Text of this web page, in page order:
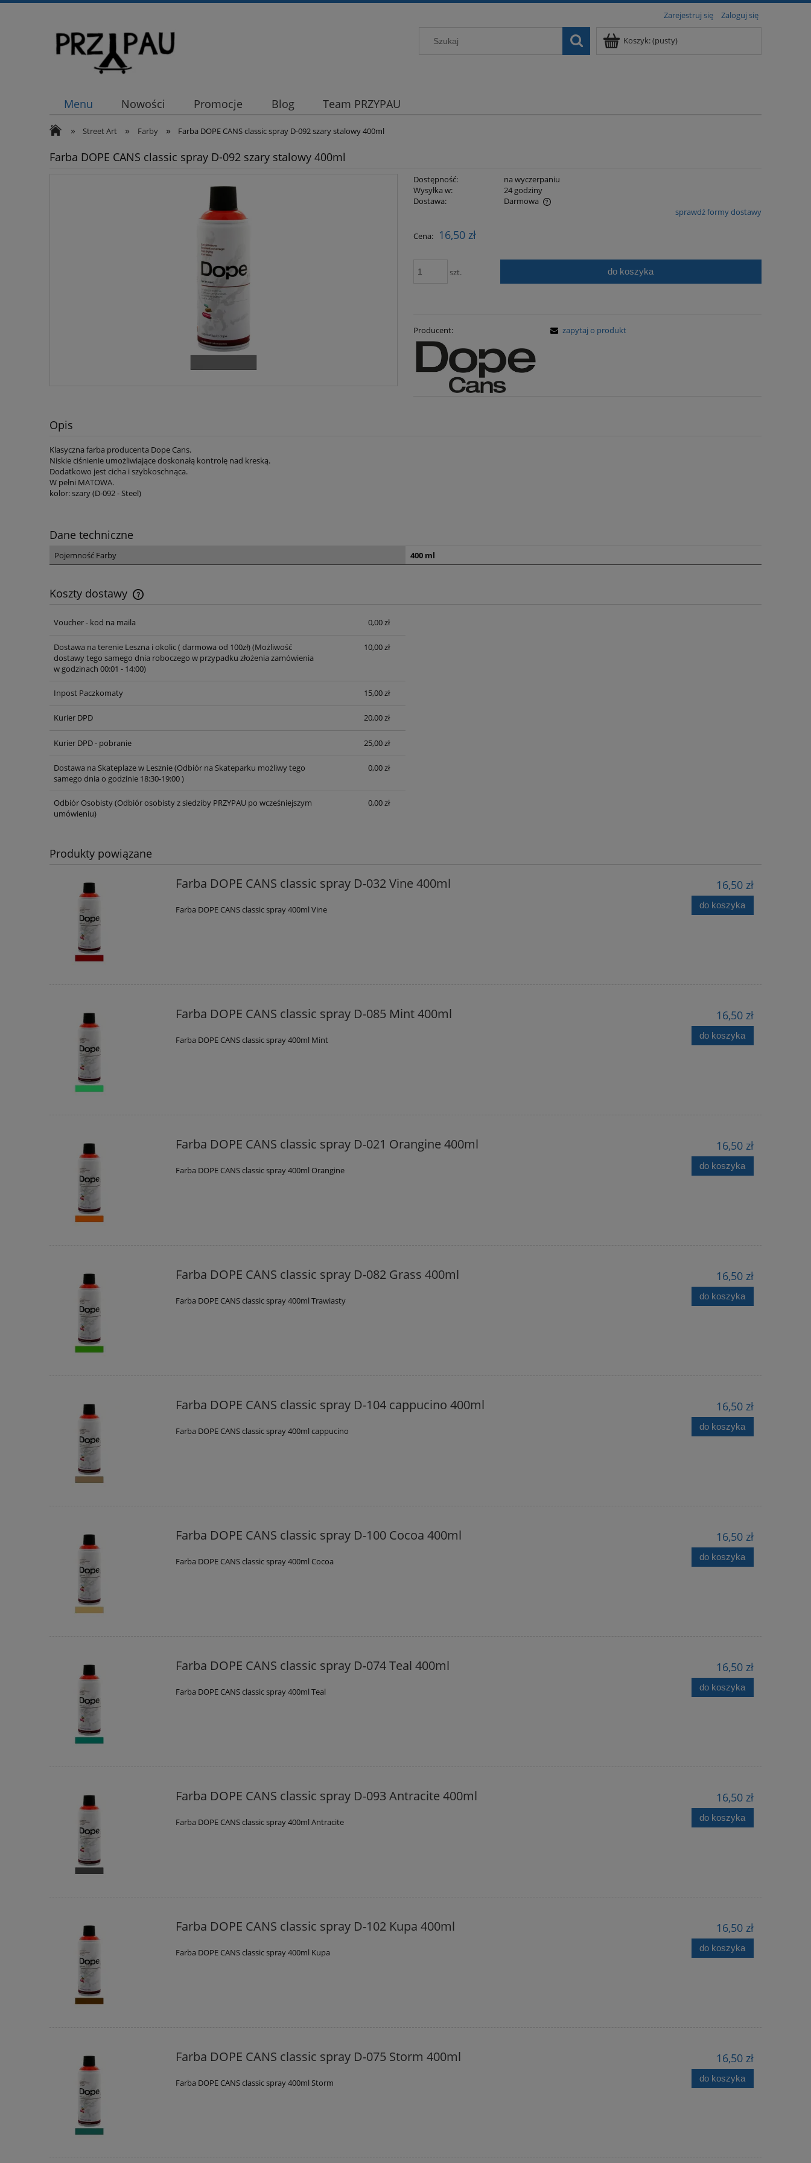
Zarejestruj się Zaloguj się
Koszyk:(pusty)
Menu Nowości Promocje Blog Team PRZYPAU
» Street Art » Farby » Farba DOPE CANS classic spray D-092 szary stalowy 400ml
Farba DOPE CANS classic spray D-092 szary stalowy 400ml
Dostępność:
na wyczerpaniu
Wysyłka w:
24 godziny
Dostawa:
Darmowa
płatności
sprawdź formy dostawy
Cena: 16,50 zł
szt. do koszyka
Producent: zapytaj o produkt
Opis
Klasyczna farba producenta Dope Cans.
Niskie ciśnienie umożliwiające doskonałą kontrolę nad kreską.
Dodatkowo jest cicha i szybkoschnąca.
W pełni MATOWA.
kolor: szary (D-092 - Steel)
Dane techniczne
Pojemność Farby 400 ml
Koszty dostawy
Voucher - kod na maila 0,00 zł
Dostawa na terenie Leszna i okolic ( darmowa od 100zł)(Możliwość
dostawy tego samego dnia roboczego w przypadku złożenia zamówienia
w godzinach 00:01 - 14:00)
10,00 zł
Inpost Paczkomaty 15,00 zł
Kurier DPD 20,00 zł
Kurier DPD - pobranie 25,00 zł
Dostawa na Skateplaze w Lesznie(Odbiór na Skateparku możliwy tego
samego dnia o godzinie 18:30-19:00 )
0,00 zł
Odbiór Osobisty(Odbiór osobisty z siedziby PRZYPAU po wcześniejszym
umówieniu)
0,00 zł
Produkty powiązane
Farba DOPE CANS classic spray D-032 Vine 400ml
Farba DOPE CANS classic spray 400ml Vine
16,50 zł
do koszyka
Farba DOPE CANS classic spray D-085 Mint 400ml
Farba DOPE CANS classic spray 400ml Mint
16,50 zł
do koszyka
Farba DOPE CANS classic spray D-021 Orangine 400ml
Farba DOPE CANS classic spray 400ml Orangine
16,50 zł
do koszyka
Farba DOPE CANS classic spray D-082 Grass 400ml
Farba DOPE CANS classic spray 400ml Trawiasty
16,50 zł
do koszyka
Farba DOPE CANS classic spray D-104 cappucino 400ml
Farba DOPE CANS classic spray 400ml cappucino
16,50 zł
do koszyka
Farba DOPE CANS classic spray D-100 Cocoa 400ml
Farba DOPE CANS classic spray 400ml Cocoa
16,50 zł
do koszyka
Farba DOPE CANS classic spray D-074 Teal 400ml
Farba DOPE CANS classic spray 400ml Teal
16,50 zł
do koszyka
Farba DOPE CANS classic spray D-093 Antracite 400ml
Farba DOPE CANS classic spray 400ml Antracite
16,50 zł
do koszyka
Farba DOPE CANS classic spray D-102 Kupa 400ml
Farba DOPE CANS classic spray 400ml Kupa
16,50 zł
do koszyka
Farba DOPE CANS classic spray D-075 Storm 400ml
Farba DOPE CANS classic spray 400ml Storm
16,50 zł
do koszyka